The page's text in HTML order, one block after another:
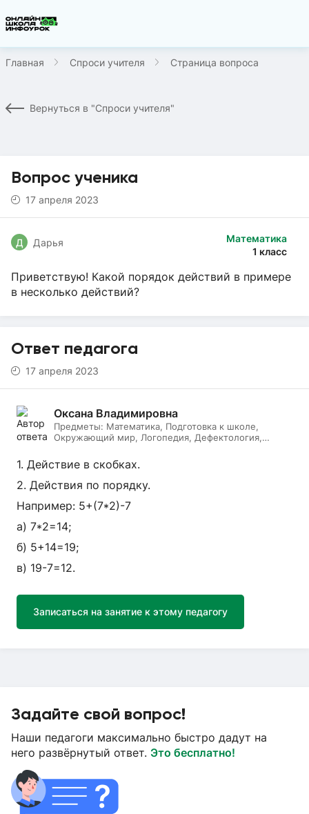
Главная Спроси учителя Страница вопроса
Вернуться в "Спроси учителя"
Вопрос ученика
17 апреля 2023
Математика
1 класс
Д Дарья
Приветствую! Какой порядок действий в примере
в несколько действий?
Ответ педагога
17 апреля 2023
Оксана Владимировна
Предметы: Математика, Подготовка к школе,
Окружающий мир, Логопедия, Дефектология,
1. Действие в скобках.
2. Действия по порядку.
Например: 5+(7*2)-7
а) 7*2=14;
б) 5+14=19;
в) 19-7=12.
Записаться на занятие к этому педагогу
Задайте свой вопрос!
Наши педагоги максимально быстро дадут на
него развёрнутый ответ. Это бесплатно!